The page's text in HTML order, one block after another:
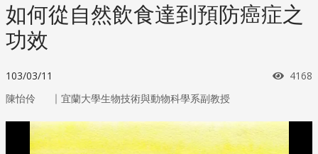
如何從自然飲食達到預防癌症之
功效
103/03/11 瀏覽
4168
陳怡伶 ｜ 宜蘭大學生物技術與動物科學系副教授